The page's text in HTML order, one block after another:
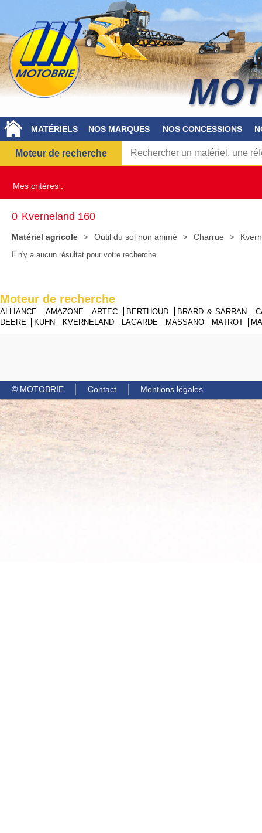
MATÉRIELS NOS MARQUES NOS CONCESSIONS
Moteur de recherche
Mes critères :
Matériel agricole Outil du sol non animé Charrue
0 Kverneland 160
Il n'y a aucun résultat pour votre recherche
Moteur de recherche
ALLIANCE AMAZONE ARTEC BERTHOUD BRARD & SARRAN
DEERE
KUHN KVERNELAND LAGARDE MASSANO MATROT
© MOTOBRIE Contact Mentions légales